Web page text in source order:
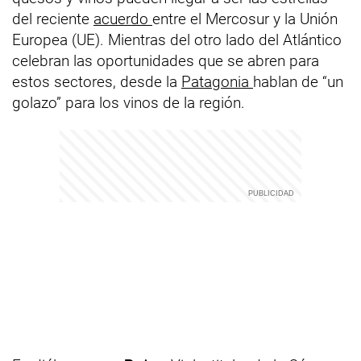
del reciente acuerdo entre el Mercosur y la Unión
Europea (UE). Mientras del otro lado del Atlántico
celebran las oportunidades que se abren para
estos sectores, desde la Patagonia hablan de “un
golazo” para los vinos de la región.